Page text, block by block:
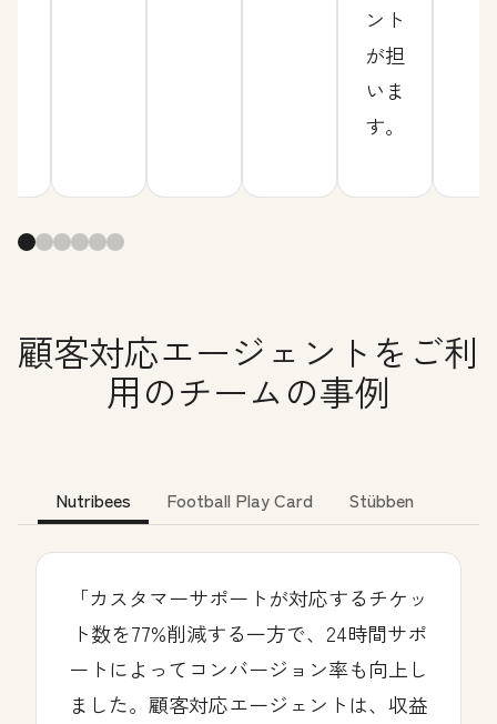
ント
が担
いま
す。
顧客対応エージェントをご利
用のチームの事例
Nutribees Football Play Card Stübben
「カスタマーサポートが対応するチケッ
ト数を77%削減する一方で、24時間サポ
ートによってコンバージョン率も向上し
ました。顧客対応エージェントは、収益